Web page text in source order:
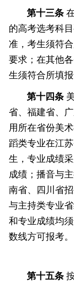
第十三条
的高考选考科
准，考生须符
要求；在其他
生须符合所填
第十四条
省、福建省、
用所在省份美
蹈类专业在江
生，专业成绩
成绩；播音与
南省、四川省
与主持类专业
和专业成绩均
数线方可报考。
第十五条